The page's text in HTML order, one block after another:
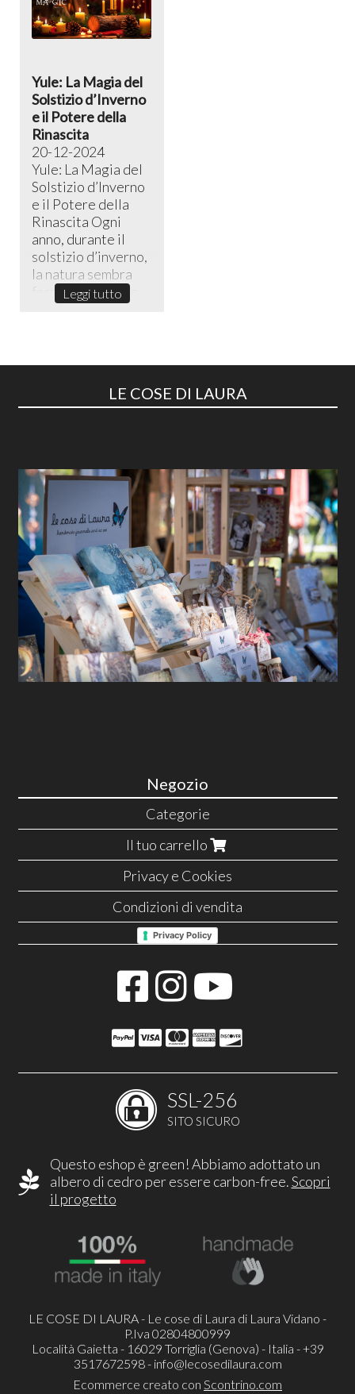
Yule: La Magia del
Solstizio d’Inverno
e il Potere della
Rinascita
20-12-2024
Yule: La Magia del
Solstizio d’Inverno
e il Potere della
Rinascita ​Ogni
anno, durante il
solstizio d’inverno,
la natura sembra
fermarsi in un sile...
Leggi tutto
LE COSE DI LAURA
Negozio
Categorie
Il tuo carrello
Privacy e Cookies
Condizioni di vendita
Privacy Policy
SSL-256
SITO SICURO
Questo eshop è green! Abbiamo adottato un
albero di cedro per essere carbon-free.Scopri
il progetto
LE COSE DI LAURA - Le cose di Laura di Laura Vidano -
P.Iva 02804800999
Località Gaietta - 16029 Torriglia (Genova) - Italia - +39
3517672598 - info@lecosedilaura.com
Ecommerce creato con Scontrino.com